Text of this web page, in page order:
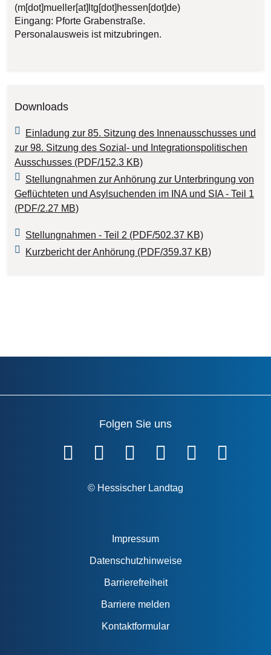
(m[dot]mueller[at]ltg[dot]hessen[dot]de)
Eingang: Pforte Grabenstraße.
Personalausweis ist mitzubringen.
Downloads
Einladung zur 85. Sitzung des Innenausschusses und
zur 98. Sitzung des Sozial- und Integrationspolitischen
Ausschusses (PDF/152.3 KB)
Stellungnahmen zur Anhörung zur Unterbringung von
Geflüchteten und Asylsuchenden im INA und SIA - Teil 1
(PDF/2.27 MB)
Stellungnahmen - Teil 2 (PDF/502.37 KB)
Kurzbericht der Anhörung (PDF/359.37 KB)
Folgen Sie uns
© Hessischer Landtag
Impressum
Datenschutzhinweise
Barrierefreiheit
Barriere melden
Kontaktformular